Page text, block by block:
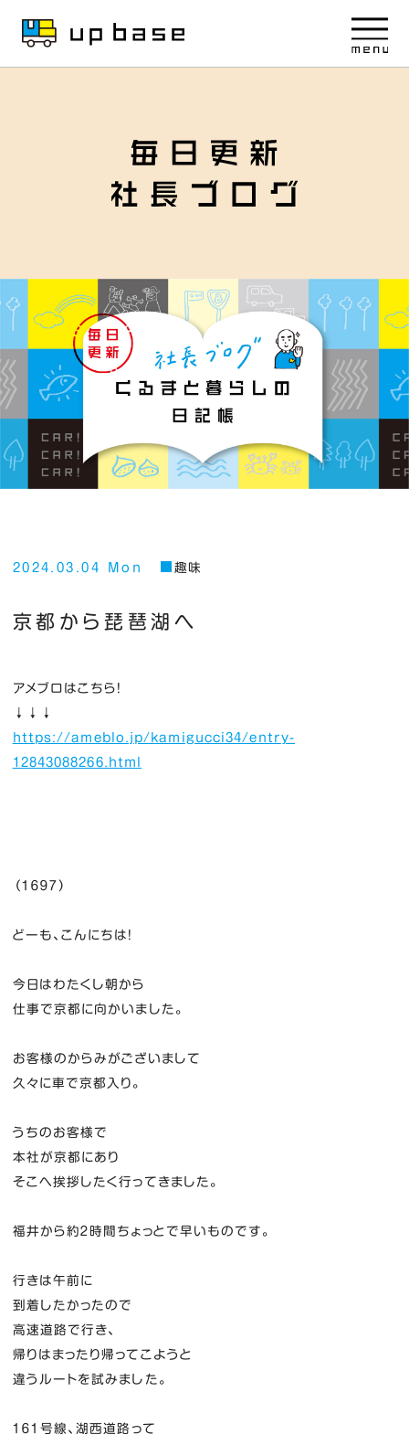
2024.03.04 Mon 趣味
京都から琵琶湖へ
アメブロはこちら！
↓↓↓
https://ameblo.jp/kamigucci34/entry-
12843088266.html
（１６９７）
どーも、こんにちは！
今日はわたくし朝から
仕事で京都に向かいました。
お客様のからみがございまして
久々に車で京都入り。
うちのお客様で
本社が京都にあり
そこへ挨拶したく行ってきました。
福井から約２時間ちょっとで早いものです。
行きは午前に
到着したかったので
高速道路で行き、
帰りはまったり帰ってこようと
違うルートを試みました。
１６１号線、湖西道路って